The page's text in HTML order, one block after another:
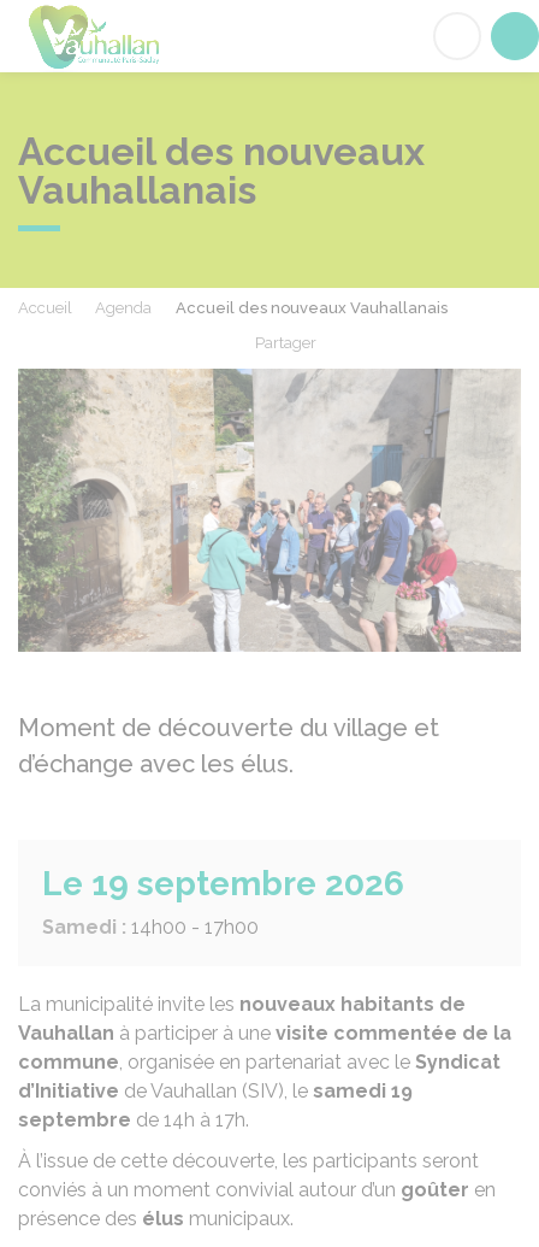
Accueil des nouveaux
Vauhallanais
Accueil Agenda
Accueil des nouveaux Vauhallanais
Partager
Moment de découverte du village et
d’échange avec les élus.
Le 19 septembre 2026
Samedi : 14h00 - 17h00
La municipalité invite les nouveaux habitants de
Vauhallan à participer à une visite commentée de la
commune, organisée en partenariat avec le Syndicat
d’Initiative de Vauhallan (SIV), le samedi 19
septembre de 14h à 17h.
À l’issue de cette découverte, les participants seront
conviés à un moment convivial autour d’un goûter en
présence des élus municipaux.